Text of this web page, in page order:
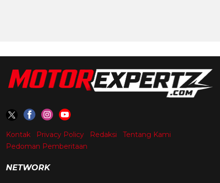
Kontak Privacy Policy Redaksi
Tentang Kami
Pedoman Pemberitaan
NETWORK